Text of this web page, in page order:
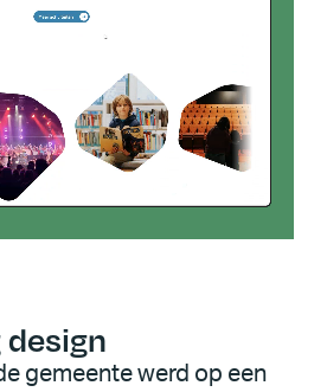
gemeente werd op een